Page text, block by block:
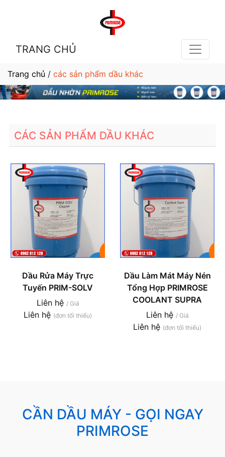
TRANG CHỦ
Trang chủ / các sản phẩm dầu khác
CÁC SẢN PHẨM DẦU KHÁC
Dầu Rửa Máy Trực
Tuyến PRIM-SOLV
Liên hệ / Giá
Liên hệ (đơn tối thiểu)
Dầu Làm Mát Máy Nén
Tổng Hợp PRIMROSE
COOLANT SUPRA
Liên hệ / Giá
Liên hệ (đơn tối thiểu)
CẦN DẦU MÁY - GỌI NGAY
PRIMROSE